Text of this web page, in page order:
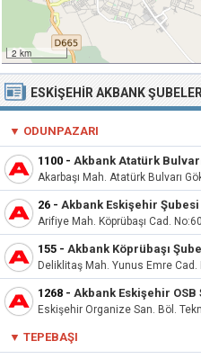
2 km
ESKIŞEHIR AKBANK
▼ ODUNPAZARI
1100 - Akbank Atatürk
Akarbaşı Mah. Atatürk Bulvarı
26 - Akbank Eskişehir Şubesi
Arifiye Mah. Köprübaşı Cad.
155 - Akbank Köprübaşı
Deliklitaş Mah. Yunus Emre
1268 - Akbank Eskişehir OSB
▼ TEPEBAŞI